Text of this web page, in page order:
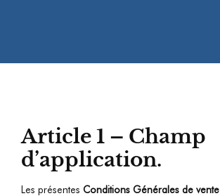
Article 1 – Champ
d’application.
Les présentes Conditions Générales de vente